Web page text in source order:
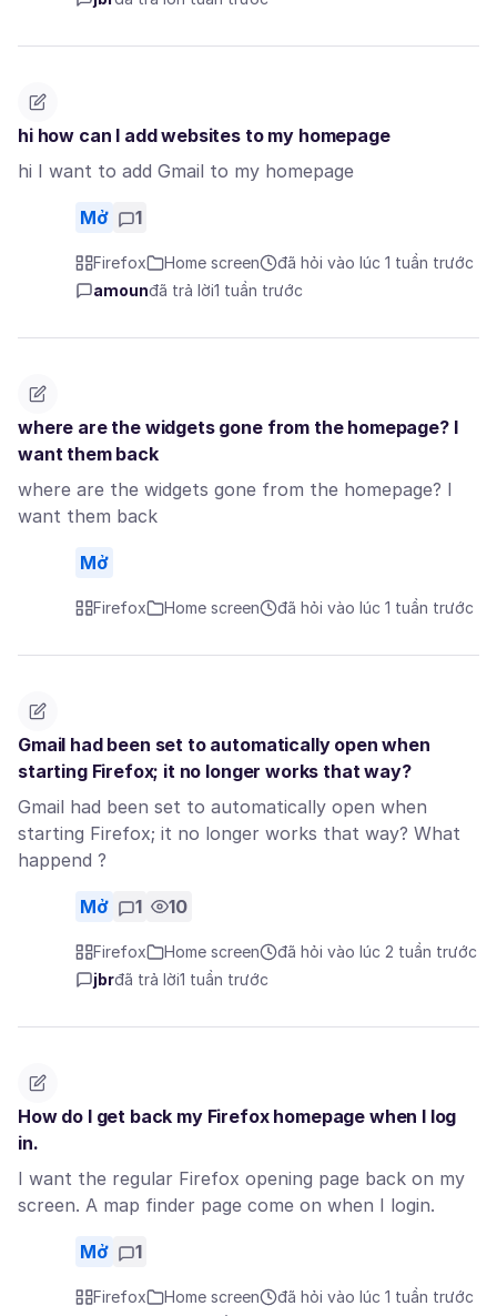
hi how can I add websites to my homepage
hi I want to add Gmail to my homepage
Mở 1
Firefox Home screen
đã hỏi vào lúc 1 tuần trước
amounđã trả lời1 tuần trước
where are the widgets gone from the homepage? I
want them back
where are the widgets gone from the homepage? I
want them back
Mở
Firefox Home screen đã hỏi vào lúc 1 tuần trước
Gmail had been set to automatically open when
starting Firefox; it no longer works that way?
Gmail had been set to automatically open when
starting Firefox; it no longer works that way? What
happend ?
Mở 1 10
Firefox Home screen
đã hỏi vào lúc 2 tuần trước
jbrđã trả lời1 tuần trước
How do I get back my Firefox homepage when I log
in.
I want the regular Firefox opening page back on my
screen. A map finder page come on when I login.
Mở 1
Firefox Home screen
đã hỏi vào lúc 1 tuần trước